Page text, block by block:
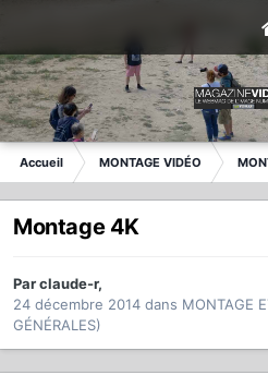
Accueil MONTAGE VIDÉO
Montage 4K
Parclaude-r,
24 décembre 2014 dans MONTAGE
GÉNÉRALES)